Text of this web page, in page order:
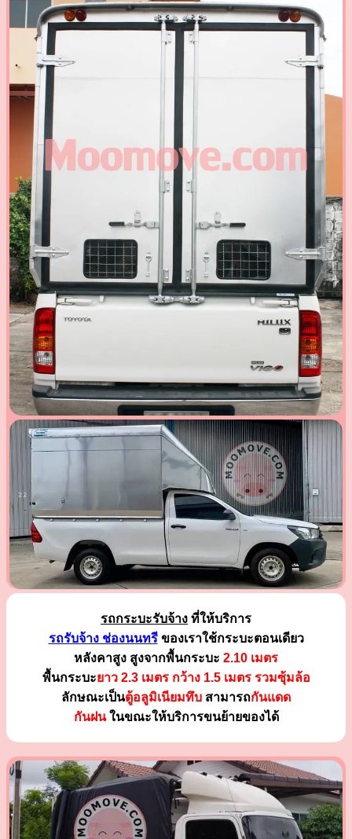
รถกระบะรับจ้าง ที่ให้บริการ
รถรับจ้าง ช่องนนทรีของเราใช้กระบะตอนเดียว
หลังคาสูง สูงจากพื้นกระบะ 2.10 เมตร
พื้นกระบะยาว 2.3 เมตร กว้าง 1.5 เมตร รวมซุ้มล้อ
ลักษณะเป็นตู้อลูมิเนียมทึบ สามารถกันแดด
กันฝนในขณะให้บริการขนย้ายของได้